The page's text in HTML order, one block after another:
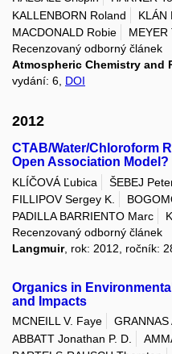
KALLENBORN Roland
KLÁN
MACDONALD Robie
MEYER
Recenzovaný odborný článek
Atmospheric Chemistry and
vydání: 6, DOI
2012
CTAB/Water/Chloroform
Open Association Model?
KLÍČOVÁ Ľubica ŠEBEJ
FILLIPOV Sergey K.
PADILLA BARRIENTO Marc
Recenzovaný odborný článek
Langmuir, rok: 2012, ročník:
Organics in
and Impacts
MCNEILL V. Faye
ABBATT Jonathan P. D.